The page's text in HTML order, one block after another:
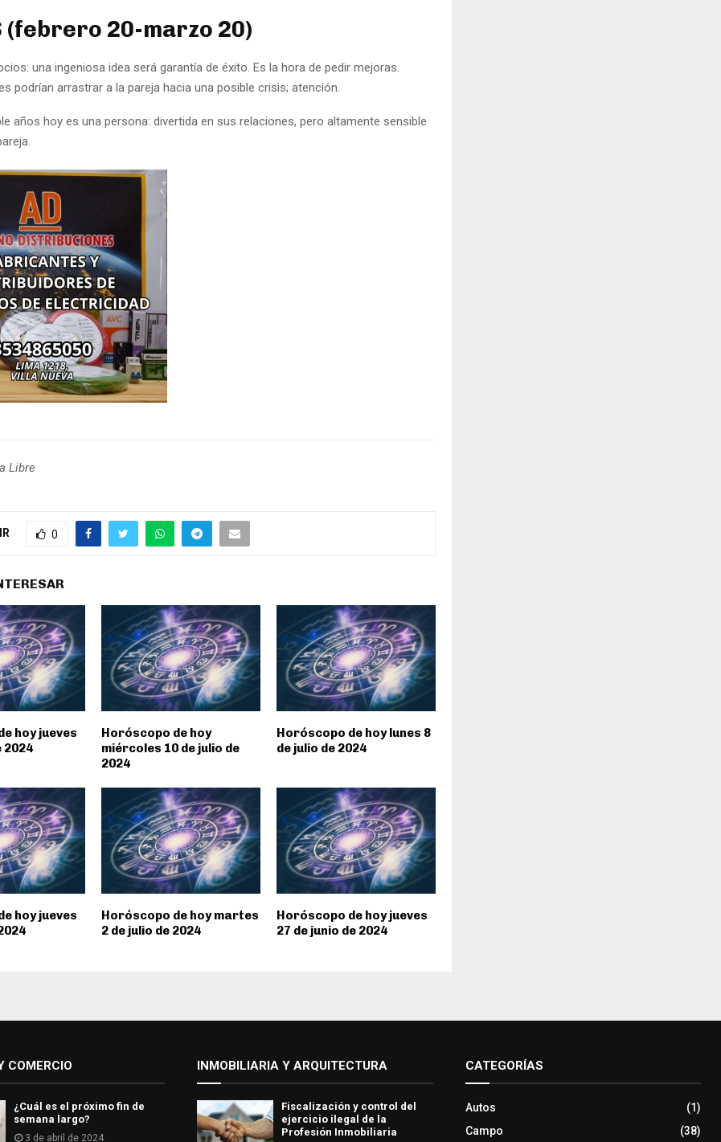
(febrero 20-marzo 20)
una ingeniosa idea será garantía de éxito. Es la hora de pedir mejoras.
podrían arrastrar a la pareja hacia una posible crisis; atención.
años hoy es una persona: divertida en sus relaciones, pero altamente sensible
Libre
0
hoy jueves
2024
Horóscopo de hoy
miércoles 10 de julio de
2024
Horóscopo de hoy lunes 8
de julio de 2024
hoy jueves
Horóscopo de hoy martes
2 de julio de 2024
Horóscopo de hoy jueves
27 de junio de 2024
COMERCIO
¿Cuál es el próximo fin de
semana largo?
3 de abril de 2024
INMOBILIARIA Y ARQUITECTURA
Fiscalización y control del
ejercicio ilegal de la
Profesión Inmobiliaria
CATEGORÍAS
Autos
(1)
Campo
(38)